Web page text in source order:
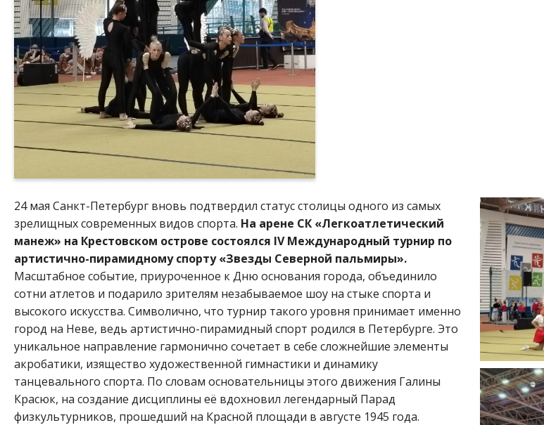
24 мая Санкт-Петербург вновь подтвердил статус столицы одного из самых
зрелищных современных видов спорта. На арене СК «Легкоатлетический
манеж» на Крестовском острове состоялся IV Международный турнир по
артистично-пирамидному спорту «Звезды Северной пальмиры».
Масштабное событие, приуроченное к Дню основания города, объединило
сотни атлетов и подарило зрителям незабываемое шоу на стыке спорта и
высокого искусства. Символично, что турнир такого уровня принимает именно
город на Неве, ведь артистично-пирамидный спорт родился в Петербурге. Это
уникальное направление гармонично сочетает в себе сложнейшие элементы
акробатики, изящество художественной гимнастики и динамику
танцевального спорта. По словам основательницы этого движения Галины
Красюк, на создание дисциплины её вдохновил легендарный Парад
физкультурников, прошедший на Красной площади в августе 1945 года.